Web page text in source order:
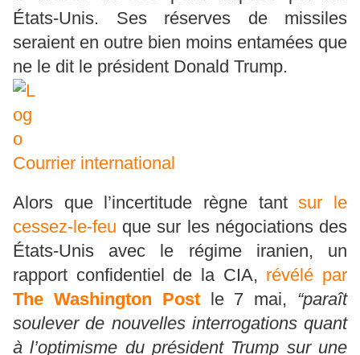
États-Unis. Ses réserves de missiles
seraient en outre bien moins entamées que
ne le dit le président Donald Trump.
Courrier international
Alors que l’incertitude règne tantsur le
cessez-le-feu que sur les négociations des
États-Unis avec le régime iranien, un
rapport confidentiel de la CIA, révélé par
The Washington Postle 7 mai, “paraît
soulever de nouvelles interrogations quant
à l’optimisme du président Trump sur une